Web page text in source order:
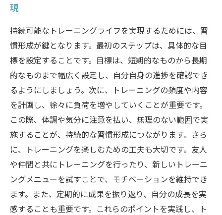
現
持続可能なトレーニングライフを実現するためには、習
慣形成が鍵となります。最初のステップは、具体的な目
標を設定することです。目標は、短期的なものから長期
的なものまで幅広く設定し、自分自身の進捗を確認でき
るようにしましょう。次に、トレーニングの頻度や内容
を計画し、徐々に負荷を増やしていくことが重要です。
この際、体調や気分に注意を払い、無理のない範囲で実
施することが、持続的な習慣形成につながります。さら
に、トレーニングを楽しむための工夫も大切です。友人
や仲間と共にトレーニングを行ったり、新しいトレーニ
ングメニューを試すことで、モチベーションを維持でき
ます。また、定期的に成果を振り返り、自分の成長を実
感することも重要です。これらのポイントを実践し、ト